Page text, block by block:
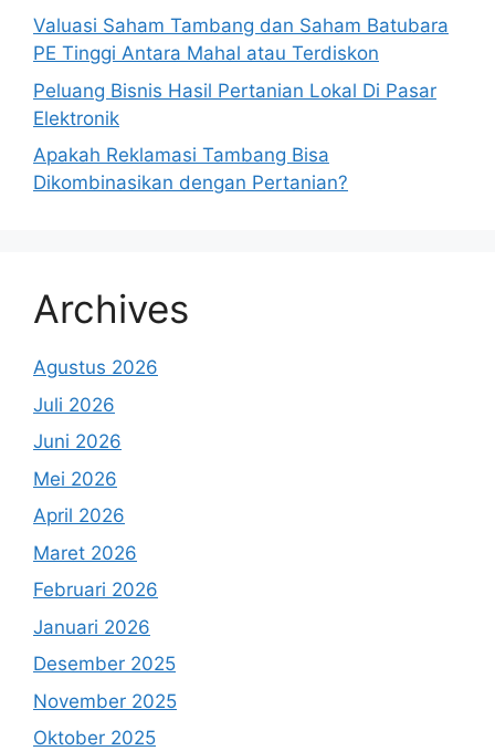
Valuasi Saham Tambang dan Saham Batubara
PE Tinggi Antara Mahal atau Terdiskon
Peluang Bisnis Hasil Pertanian Lokal Di Pasar
Elektronik
Apakah Reklamasi Tambang Bisa
Dikombinasikan dengan Pertanian?
Archives
Agustus 2026
Juli 2026
Juni 2026
Mei 2026
April 2026
Maret 2026
Februari 2026
Januari 2026
Desember 2025
November 2025
Oktober 2025